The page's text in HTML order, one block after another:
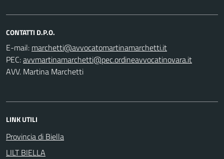
CONTATTI D.P.O.
E-mail:
PEC:
AVV. Martina Marchetti
LINK UTILI
Provincia di Biella
LILT BIELLA